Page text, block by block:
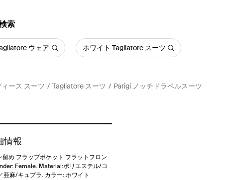
索
ウェア ホワイト Tagliatore スーツ
ィース スーツ Tagliatore スーツ Parigi ノッチドラペルスーツ
情報
留め フラップポケット フラットフロン
Female. Material:ポリエステル/コ
亜麻/キュプラ. カラー: ホワイト